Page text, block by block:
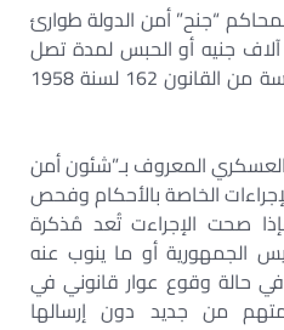
“جنح” أمن الدولة طوارئ
لتصدر أحكام بغرامة تصل لـ4 آلاف جنيه أو الحبس لمدة تصل
لـ6 أشهر؛ تنفيذًا للمادة الخامسة من القانون 162 لسنة 1958
المعروف بـ”شئون أمن
الخاصة بالأحكام وفحص
صحت الإجراءت تُعد مُذكرة
الجمهورية أو ما ينوب عنه
في حالة وقوع عوار قانوني في
من جديد دون إرسالها